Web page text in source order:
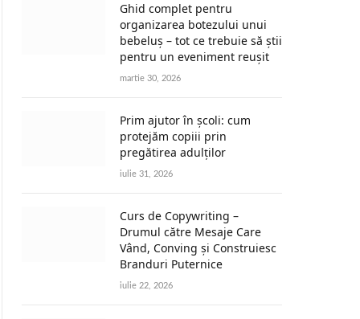
Ghid complet pentru
organizarea botezului unui
bebeluș – tot ce trebuie să știi
pentru un eveniment reușit
martie 30, 2026
Prim ajutor în școli: cum
protejăm copiii prin
pregătirea adulților
iulie 31, 2026
Curs de Copywriting –
Drumul către Mesaje Care
Vând, Conving și Construiesc
Branduri Puternice
iulie 22, 2026